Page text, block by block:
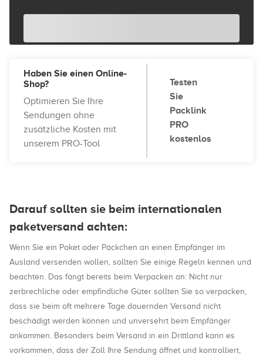
Haben Sie einen Online-
Shop?
Optimieren Sie Ihre
Sendungen ohne
zusätzliche Kosten mit
unserem PRO-Tool
Testen
Sie
Packlink
PRO
kostenlos
Darauf sollten sie beim internationalen
paketversand achten:
Wenn Sie ein Paket oder Päckchen an einen Empfänger im
Ausland versenden wollen, sollten Sie einige Regeln kennen und
beachten. Das fängt bereits beim Verpacken an: Nicht nur
zerbrechliche oder empfindliche Güter sollten Sie so verpacken,
dass sie beim oft mehrere Tage dauernden Versand nicht
beschädigt werden können und unversehrt beim Empfänger
ankommen. Besonders beim Versand in ein Drittland kann es
vorkommen, dass der Zoll Ihre Sendung öffnet und kontrolliert,